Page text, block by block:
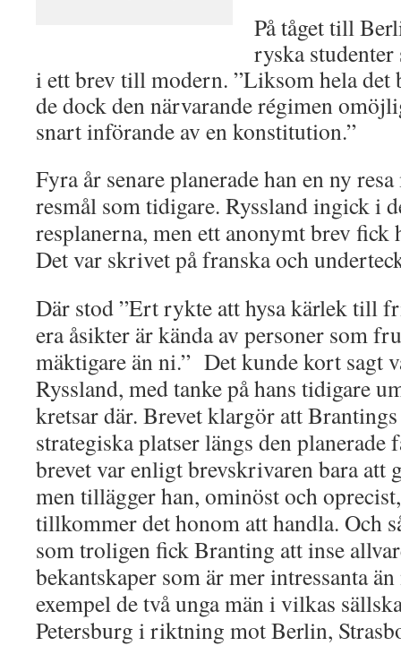
På tåget till
ryska
i ett brev till modern. ”Liksom hela det
de dock den närvarande régimen
snart införande av en konstitution.”
Fyra år senare planerade han en ny
resmål som tidigare. Ryssland ingick i
resplanerna, men ett anonymt brev fick
Det var skrivet på franska och
Där stod ”Ert rykte att hysa kärlek till
era åsikter är kända av personer som
mäktigare än ni.” Det kunde kort sagt
Ryssland, med tanke på hans tidigare
kretsar där. Brevet klargör att
strategiska platser längs den planerade
brevet var enligt brevskrivaren bara att
men tillägger han, ominöst och
tillkommer det honom att handla. Och
som troligen fick Branting att inse
bekantskaper som är mer intressanta
exempel de två unga män i vilkas
Petersburg i riktning mot Berlin,